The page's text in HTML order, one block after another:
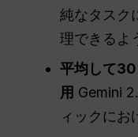
純なタスク
理できるよ
平均して
用 Gemini
ィックにお